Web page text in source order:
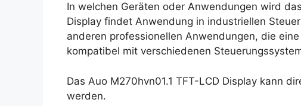
In welchen Geräten oder Anwendungen wird
Display findet Anwendung in industriellen
anderen professionellen Anwendungen, die
kompatibel mit verschiedenen
Das Auo M270hvn01.1 TFT-LCD Display kann
werden.